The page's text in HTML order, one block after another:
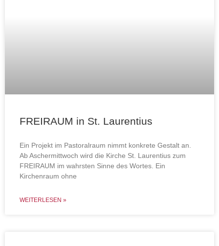
FREIRAUM in St. Laurentius
Ein Projekt im Pastoralraum nimmt konkrete Gestalt an.
Ab Aschermittwoch wird die Kirche St. Laurentius zum
FREIRAUM im wahrsten Sinne des Wortes. Ein
Kirchenraum ohne
WEITERLESEN »